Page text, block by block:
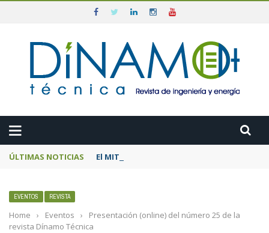
ÚLTIMAS NOTICIAS El MITECO prepara una subasta de 600
EVENTOS REVISTA
Home › Eventos ›
Presentación (online) del número 25 de la
revista Dínamo Técnica